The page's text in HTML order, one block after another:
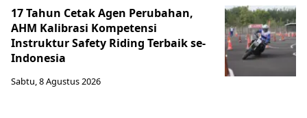
17 Tahun Cetak Agen Perubahan,
AHM Kalibrasi Kompetensi
Instruktur Safety Riding Terbaik se-
Indonesia
Sabtu, 8 Agustus 2026